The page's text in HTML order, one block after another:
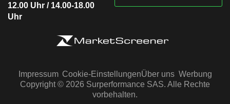
12.00 Uhr / 14.00-18.00
Uhr
Impressum Cookie-EinstellungenÜber uns Werbung
Copyright © 2026 Surperformance SAS. Alle Rechte
vorbehalten.